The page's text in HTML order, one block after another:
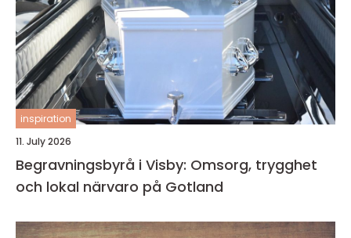
inspiration
11. July 2026
Begravningsbyrå i Visby: Omsorg, trygghet
och lokal närvaro på Gotland